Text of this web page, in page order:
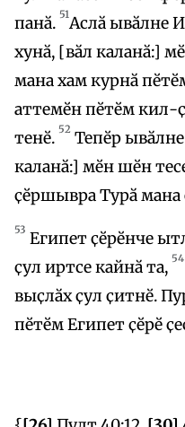
панӑ. 51Аслӑ ывӑлне
хунӑ, [вӑл каланӑ:]
мана хам курнӑ
аттемӗн пӗтӗм кил-
тенӗ. 52 Тепӗр
каланӑ:] мӗн шӗн
ҫӗршывра Турӑ мана
53 Египет ҫӗрӗнче
ҫул иртсе кайнӑ та, 54
выҫлӑх ҫул ҫитнӗ.
пӗтӗм Египет ҫӗрӗ